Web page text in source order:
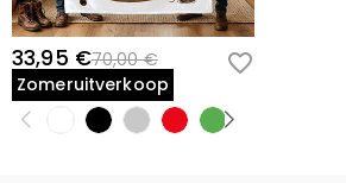
33,95 €70,00 €
Zomeruitverkoop